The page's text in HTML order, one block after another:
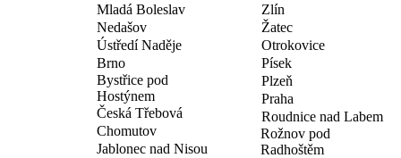
Mladá Boleslav
Nedašov
Zlín
Žatec
Ústředí Naděje
Brno
Bystřice pod
Hostýnem
Česká Třebová
Chomutov
Jablonec nad Nisou
Otrokovice
Písek
Plzeň
Praha
Roudnice nad Labem
Rožnov pod
Radhoštěm